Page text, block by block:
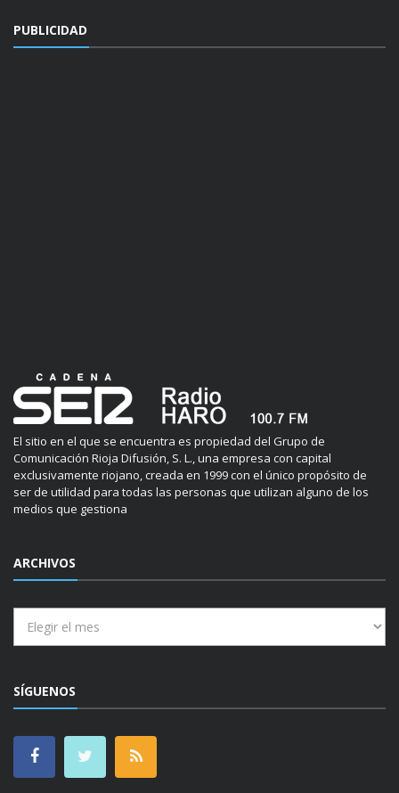
PUBLICIDAD
El sitio en el que se encuentra es propiedad del Grupo de
Comunicación Rioja Difusión, S. L., una empresa con capital
exclusivamente riojano, creada en 1999 con el único propósito de
ser de utilidad para todas las personas que utilizan alguno de los
medios que gestiona
ARCHIVOS
SÍGUENOS